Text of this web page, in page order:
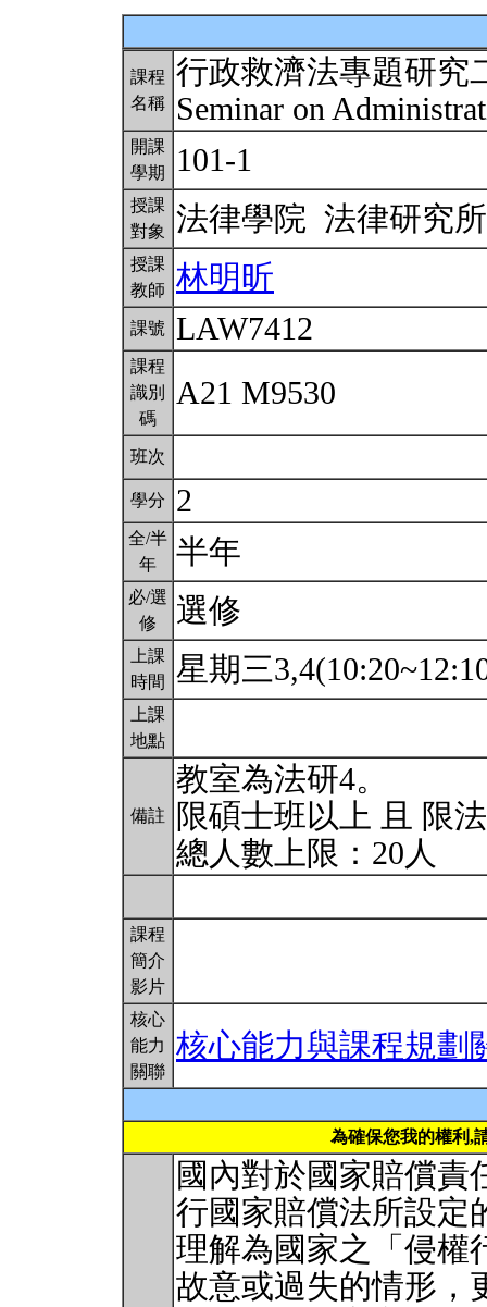
課程
名稱
行政救濟法專題研究
Seminar on
開課
學期
101-1
授課
對象
法律學院 法律研究
授課
教師
林明昕
課號 LAW7412
課程
識別
碼
A21 M9530
班次
學分 2
全/半
年
半年
必/選
修
選修
上課
時間
星期三
上課
地點
備註
教室為法研4。
限碩士班以上 且 限
總人數上限：20人
課程
簡介
影片
核心
能力
關聯
核心能力與課程規劃
為確保您我的權利,
國內對於國家賠償責
行國家賠償法所設定
理解為國家之「侵權
故意或過失的情形，